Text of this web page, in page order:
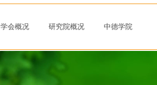
学会概况 研究院概况 中德学院